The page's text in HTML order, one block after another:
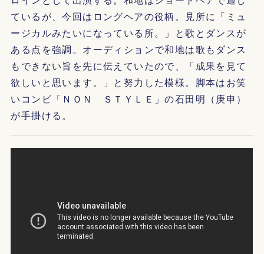
ているが、今回はロングヘアの役柄。見所に「ミュ
ージカルみたいになっている所。」と歌とダンスが
ある点を強調。オーディションで和地は歌もダンス
もできない旨を先に伝えていたので、「成果を見て
欲しいと思います。」と努力した模様。脚本はお笑
いコンビ「ＮＯＮ ＳＴＹＬＥ」の石田明（庚申）
が手掛ける。